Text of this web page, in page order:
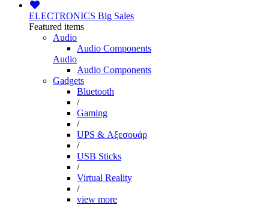
ELECTRONICS Big Sales
Featured items
Audio
Audio Components
Audio
Audio Components
Gadgets
Bluetooth
/
Gaming
/
UPS & Αξεσουάρ
/
USB Sticks
/
Virtual Reality
/
view more